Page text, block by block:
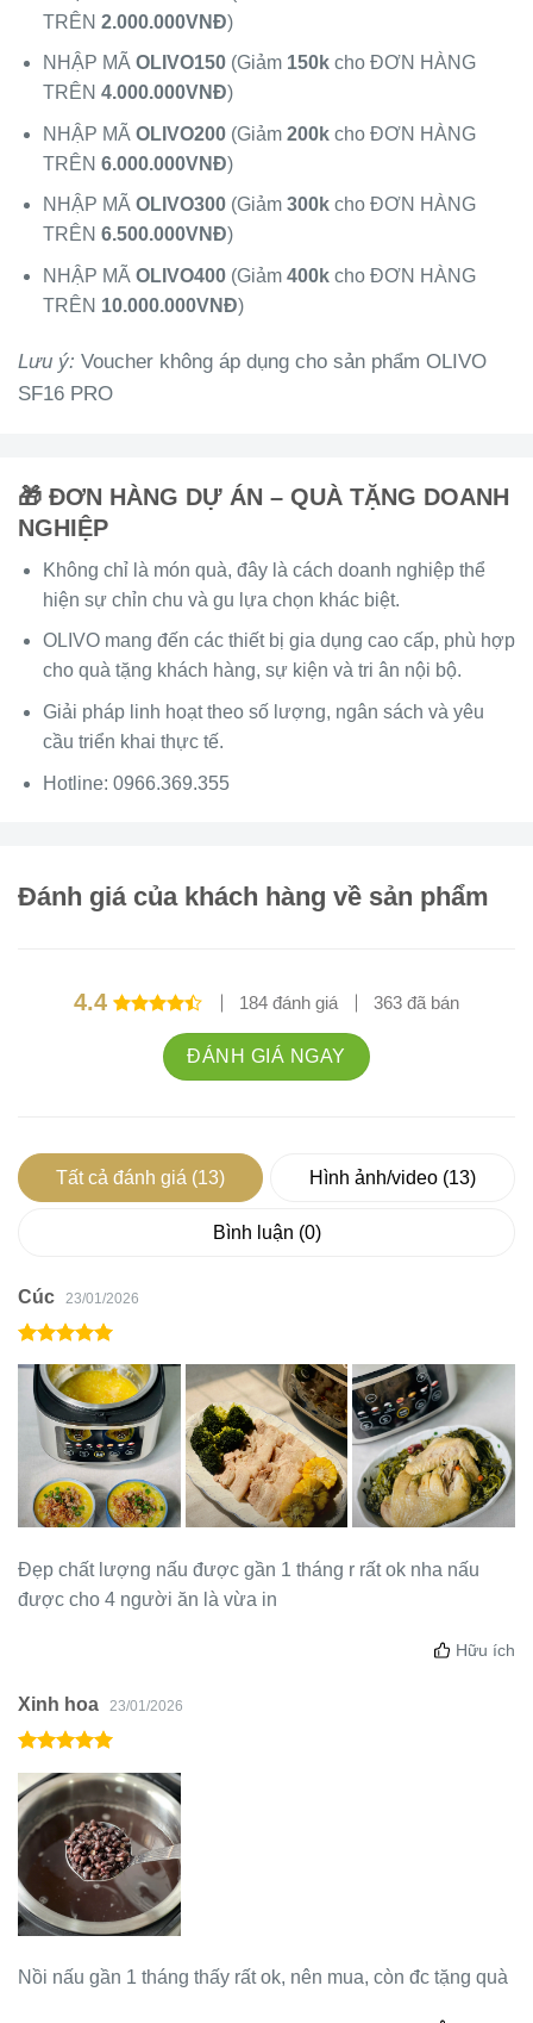
TRÊN 2.000.000VNĐ)
NHẬP MÃ OLIVO150(Giảm 150kcho ĐƠN HÀNG
TRÊN 4.000.000VNĐ)
NHẬP MÃ OLIVO200(Giảm 200kcho ĐƠN HÀNG
TRÊN 6.000.000VNĐ)
NHẬP MÃ OLIVO300(Giảm 300kcho ĐƠN HÀNG
TRÊN 6.500.000VNĐ)
NHẬP MÃ OLIVO400(Giảm 400kcho ĐƠN HÀNG
TRÊN 10.000.000VNĐ)
Lưu ý: Voucher không áp dụng cho sản phẩm OLIVO
SF16 PRO
🎁 ĐƠN HÀNG DỰ ÁN – QUÀ TẶNG DOANH
NGHIỆP
Không chỉ là món quà, đây là cách doanh nghiệp thể
hiện sự chỉn chu và gu lựa chọn khác biệt.
OLIVO mang đến các thiết bị gia dụng cao cấp, phù hợp
cho quà tặng khách hàng, sự kiện và tri ân nội bộ.
Giải pháp linh hoạt theo số lượng, ngân sách và yêu
cầu triển khai thực tế.
Hotline: 0966.369.355
Đánh giá của khách hàng về sản phẩm
4.4
Được xếp
4.4
184 đánh giá 363 đã bán
ĐÁNH GIÁ NGAY
Tất cả đánh giá (13) Hình ảnh/video (13)
Bình luận (0)
Cúc 23/01/2026
Đẹp chất lượng nấu được gần 1 tháng r rất ok nha nấu
được cho 4 người ăn là vừa in
Hữu ích
Xinh hoa 23/01/2026
Nồi nấu gần 1 tháng thấy rất ok, nên mua, còn đc tặng quà